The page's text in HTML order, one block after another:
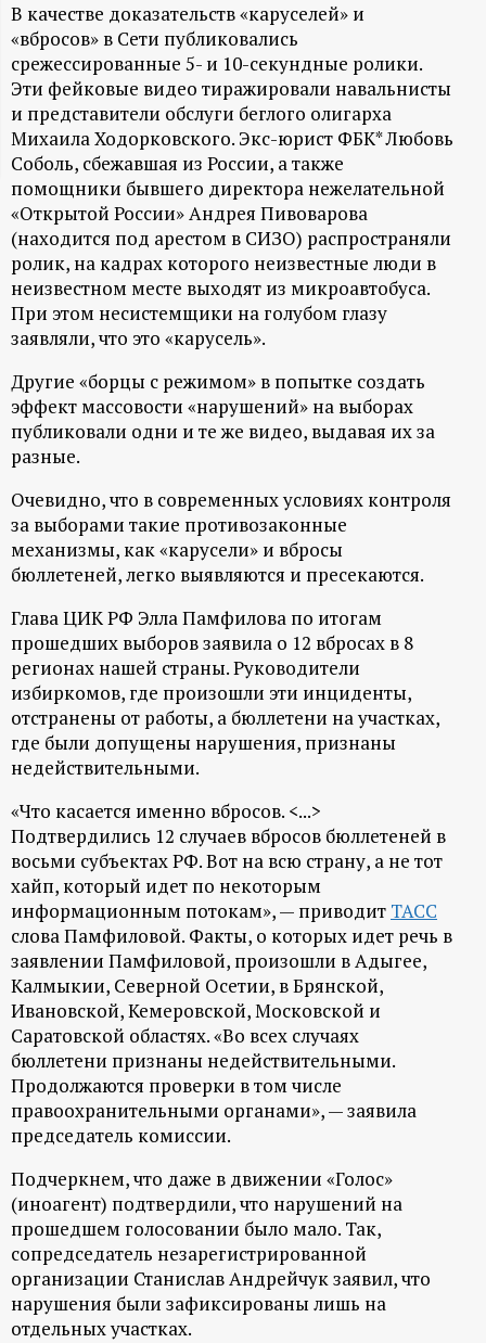
р
м
а
ц
и
о
н
н
ы
й
п
о
р
т
а
л
В качестве доказательств «каруселей» и
«вбросов» в Сети публиковались
срежессированные 5- и 10-секундные ролики.
Эти фейковые видео тиражировали навальнисты
и представители обслуги беглого олигарха
Михаила Ходорковского. Экс-юрист ФБК* Любовь
Соболь, сбежавшая из России, а также
помощники бывшего директора нежелательной
«Открытой России» Андрея Пивоварова
(находится под арестом в СИЗО) распространяли
ролик, на кадрах которого неизвестные люди в
неизвестном месте выходят из микроавтобуса.
При этом несистемщики на голубом глазу
заявляли, что это «карусель».
Другие «борцы с режимом» в попытке создать
эффект массовости «нарушений» на выборах
публиковали одни и те же видео, выдавая их за
разные.
Очевидно, что в современных условиях контроля
за выборами такие противозаконные
механизмы, как «карусели» и вбросы
бюллетеней, легко выявляются и пресекаются.
Глава ЦИК РФ Элла Памфилова по итогам
прошедших выборов заявила о 12 вбросах в 8
регионах нашей страны. Руководители
избиркомов, где произошли эти инциденты,
отстранены от работы, а бюллетени на участках,
где были допущены нарушения, признаны
недействительными.
«Что касается именно вбросов. <...>
Подтвердились 12 случаев вбросов бюллетеней в
восьми субъектах РФ. Вот на всю страну, а не тот
хайп, который идет по некоторым
информационным потокам», — приводит ТАСС
слова Памфиловой. Факты, о которых идет речь в
заявлении Памфиловой, произошли в Адыгее,
Калмыкии, Северной Осетии, в Брянской,
Ивановской, Кемеровской, Московской и
Саратовской областях. «Во всех случаях
бюллетени признаны недействительными.
Продолжаются проверки в том числе
правоохранительными органами», — заявила
председатель комиссии.
Подчеркнем, что даже в движении «Голос»
(иноагент) подтвердили, что нарушений на
прошедшем голосовании было мало. Так,
сопредседатель незарегистрированной
организации Станислав Андрейчук заявил, что
нарушения были зафиксированы лишь на
отдельных участках.